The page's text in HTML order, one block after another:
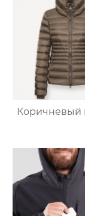
Коричневый